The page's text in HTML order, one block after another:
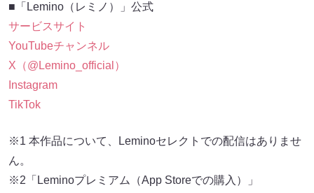
■「Lemino（レミノ）」公式
サービスサイト
YouTubeチャンネル
X（@Lemino_official）
Instagram
TikTok
※1 本作品について、Leminoセレクトでの配信はありませ
ん。
※2「Leminoプレミアム（App Storeでの購入）」